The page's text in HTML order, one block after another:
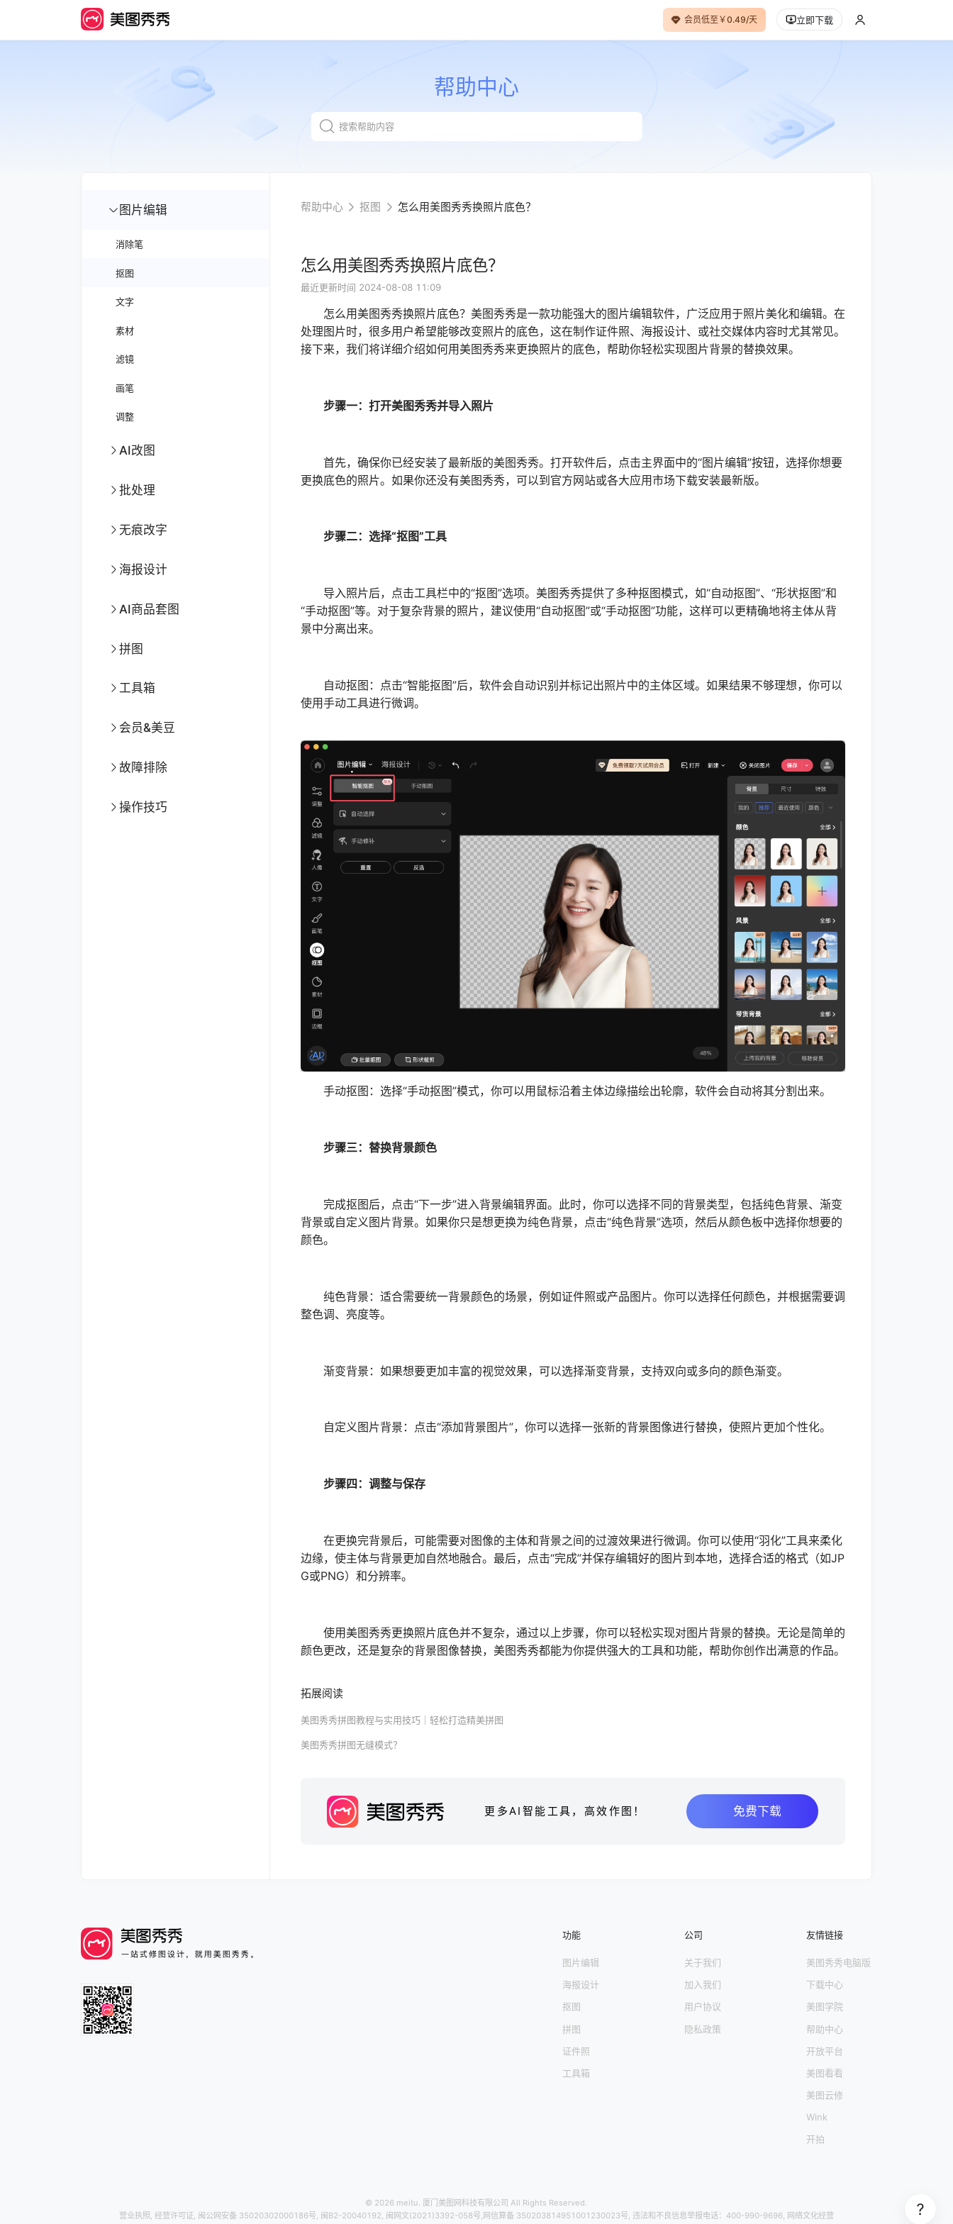
会员低至￥0.49/天 立即下载
帮助中心
图片编辑
消除笔
抠图
文字
素材
滤镜
画笔
调整
AI改图
批处理
无痕改字
海报设计
AI商品套图
拼图
工具箱
会员&美豆
故障排除
操作技巧
帮助中心 抠图 怎么用美图秀秀换照片底色？
怎么用美图秀秀换照片底色？
最近更新时间 2024-08-08 11:09
怎么用美图秀秀换照片底色？美图秀秀是一款功能强大的图片编辑软件，广泛应用于照片美化和编辑。在
处理图片时，很多用户希望能够改变照片的底色，这在制作证件照、海报设计、或社交媒体内容时尤其常见。
接下来，我们将详细介绍如何用美图秀秀来更换照片的底色，帮助你轻松实现图片背景的替换效果。
步骤一：打开美图秀秀并导入照片
首先，确保你已经安装了最新版的美图秀秀。打开软件后，点击主界面中的“图片编辑”按钮，选择你想要
更换底色的照片。如果你还没有美图秀秀，可以到官方网站或各大应用市场下载安装最新版。
步骤二：选择“抠图”工具
导入照片后，点击工具栏中的“抠图”选项。美图秀秀提供了多种抠图模式，如“自动抠图”、“形状抠图”和
“手动抠图”等。对于复杂背景的照片，建议使用“自动抠图”或“手动抠图”功能，这样可以更精确地将主体从背
景中分离出来。
自动抠图：点击“智能抠图”后，软件会自动识别并标记出照片中的主体区域。如果结果不够理想，你可以
使用手动工具进行微调。
手动抠图：选择“手动抠图”模式，你可以用鼠标沿着主体边缘描绘出轮廓，软件会自动将其分割出来。
步骤三：替换背景颜色
完成抠图后，点击“下一步”进入背景编辑界面。此时，你可以选择不同的背景类型，包括纯色背景、渐变
背景或自定义图片背景。如果你只是想更换为纯色背景，点击“纯色背景”选项，然后从颜色板中选择你想要的
颜色。
纯色背景：适合需要统一背景颜色的场景，例如证件照或产品图片。你可以选择任何颜色，并根据需要调
整色调、亮度等。
渐变背景：如果想要更加丰富的视觉效果，可以选择渐变背景，支持双向或多向的颜色渐变。
自定义图片背景：点击“添加背景图片”，你可以选择一张新的背景图像进行替换，使照片更加个性化。
步骤四：调整与保存
在更换完背景后，可能需要对图像的主体和背景之间的过渡效果进行微调。你可以使用“羽化”工具来柔化
边缘，使主体与背景更加自然地融合。最后，点击“完成”并保存编辑好的图片到本地，选择合适的格式（如JP
G或PNG）和分辨率。
使用美图秀秀更换照片底色并不复杂，通过以上步骤，你可以轻松实现对图片背景的替换。无论是简单的
颜色更改，还是复杂的背景图像替换，美图秀秀都能为你提供强大的工具和功能，帮助你创作出满意的作品。
拓展阅读
美图秀秀拼图教程与实用技巧｜轻松打造精美拼图
美图秀秀拼图无缝模式？
更多AI智能工具，高效作图！ 免费下载
功能
图片编辑
海报设计
抠图
拼图
证件照
工具箱
公司
关于我们
加入我们
用户协议
隐私政策
友情链接
美图秀秀电脑版
下载中心
美图学院
帮助中心
开放平台
美图看看
美图云修
Wink
开拍
© 2026 meitu. 厦门美图网科技有限公司 All Rights Reserved.
营业执照 , 经营许可证, 闽公网安备 35020302000186号, 闽B2-20040192, 闽网文(2021)3392-058号, 网信算备 350203814951001230023号, 违法和不良信息举报电话：400-990-9696, 网络文化经营